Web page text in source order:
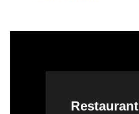
Restaurant